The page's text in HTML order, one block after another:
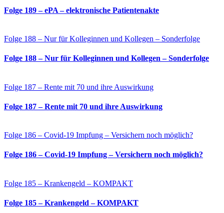
Folge 189 – ePA – elektronische Patientenakte
Folge 188 – Nur für Kolleginnen und Kollegen – Sonderfolge
Folge 188 – Nur für Kolleginnen und Kollegen – Sonderfolge
Folge 187 – Rente mit 70 und ihre Auswirkung
Folge 187 – Rente mit 70 und ihre Auswirkung
Folge 186 – Covid-19 Impfung – Versichern noch möglich?
Folge 186 – Covid-19 Impfung – Versichern noch möglich?
Folge 185 – Krankengeld – KOMPAKT
Folge 185 – Krankengeld – KOMPAKT